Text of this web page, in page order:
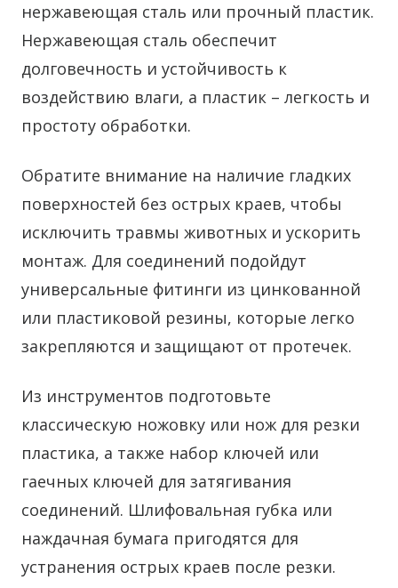
нержавеющая сталь или прочный пластик.
Нержавеющая сталь обеспечит
долговечность и устойчивость к
воздействию влаги, а пластик – легкость и
простоту обработки.
Обратите внимание на наличие гладких
поверхностей без острых краев, чтобы
исключить травмы животных и ускорить
монтаж. Для соединений подойдут
универсальные фитинги из цинкованной
или пластиковой резины, которые легко
закрепляются и защищают от протечек.
Из инструментов подготовьте
классическую ножовку или нож для резки
пластика, а также набор ключей или
гаечных ключей для затягивания
соединений. Шлифовальная губка или
наждачная бумага пригодятся для
устранения острых краев после резки.